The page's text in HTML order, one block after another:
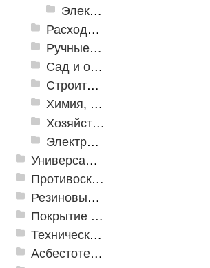
Электроинструменты
Расходные инструменты
Ручные инструменты
Сад и огород
Строительная Химия и принадлежности
Химия, крепеж, СИЗ
Хозяйственные принадлежности
Электрика и свет
Универсальные модульные покрытия
Противоскользящая защита для лестниц, профили, ленты
Резиновые и ПВХ дорожки
Покрытие из резиновой крошки
Техническая резина
Асбестотехнические и теплоизоляционные материалы